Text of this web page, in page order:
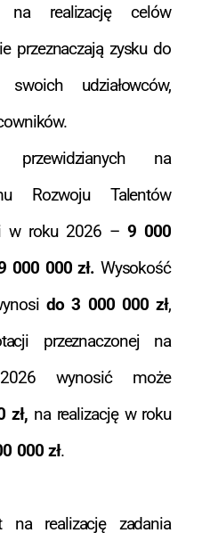
na realizację celów
przeznaczają zysku do
udziałowców,
przewidzianych na
Rozwoju Talentów
w roku 2026 –9 000
000 000 zł.Wysokość
do 3 000 000 zł,
przeznaczonej na
wynosić może
zł,na realizację w roku
000 zł.
na realizację zadania